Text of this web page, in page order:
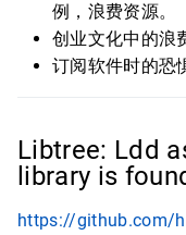
例，浪费资源。
创业文化中的浪
订阅软件时的恐
Libtree: Ldd
library is
https://github.com/